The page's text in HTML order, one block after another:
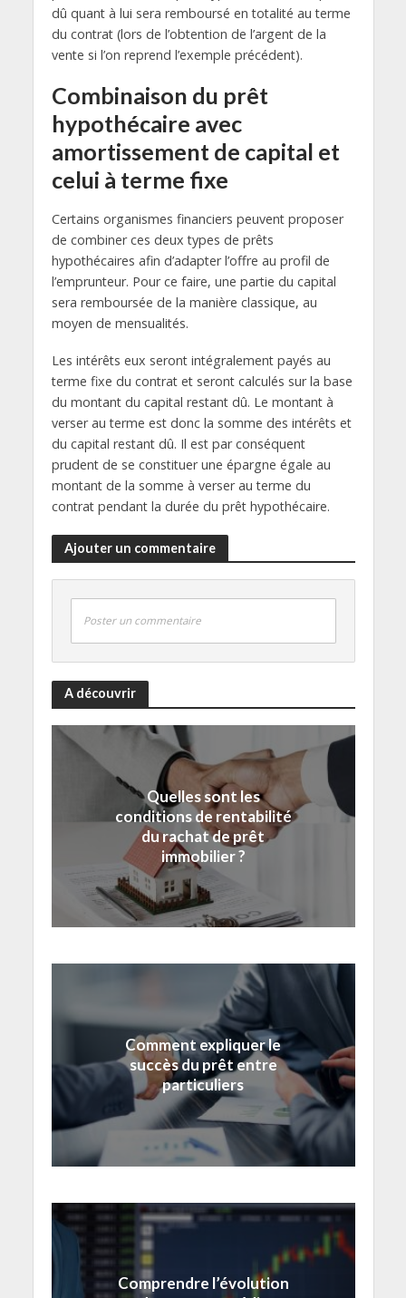
dû quant à lui sera remboursé en totalité au terme
du contrat (lors de l’obtention de l’argent de la
vente si l’on reprend l’exemple précédent).
Combinaison du prêt
hypothécaire avec
amortissement de capital et
celui à terme fixe
Certains organismes financiers peuvent proposer
de combiner ces deux types de prêts
hypothécaires afin d’adapter l’offre au profil de
l’emprunteur. Pour ce faire, une partie du capital
sera remboursée de la manière classique, au
moyen de mensualités.
Les intérêts eux seront intégralement payés au
terme fixe du contrat et seront calculés sur la base
du montant du capital restant dû. Le montant à
verser au terme est donc la somme des intérêts et
du capital restant dû. Il est par conséquent
prudent de se constituer une épargne égale au
montant de la somme à verser au terme du
contrat pendant la durée du prêt hypothécaire.
Ajouter un commentaire
Poster un commentaire
A découvrir
Quelles sont les
conditions de rentabilité
du rachat de prêt
immobilier ?
Comment expliquer le
succès du prêt entre
particuliers
Comprendre l’évolution